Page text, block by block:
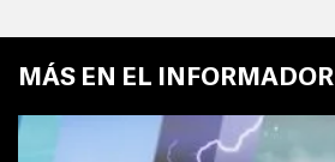
MÁS EN EL INFORMADOR